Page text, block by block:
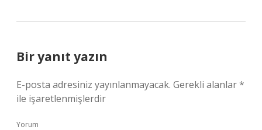
Bir yanıt yazın
E-posta adresiniz yayınlanmayacak. Gerekli alanlar*
ile işaretlenmişlerdir
Yorum